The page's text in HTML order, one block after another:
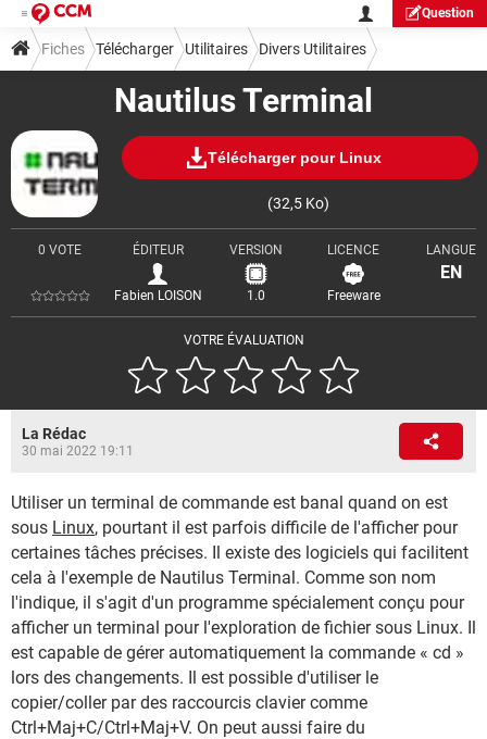
Question
Nautilus Terminal
Télécharger pour Linux
(32,5 Ko)
VOTRE ÉVALUATION
0 VOTE ÉDITEUR
Fabien LOISON
VERSION
1.0
LICENCE
Freeware
LANGUE
EN
Fiches Télécharger Utilitaires Divers Utilitaires
La Rédac
30 mai 2022 19:11
Utiliser un terminal de commande est banal quand on est
sous Linux, pourtant il est parfois difficile de l'afficher pour
certaines tâches précises. Il existe des logiciels qui facilitent
cela à l'exemple de Nautilus Terminal. Comme son nom
l'indique, il s'agit d'un programme spécialement conçu pour
afficher un terminal pour l'exploration de fichier sous Linux. Il
est capable de gérer automatiquement la commande « cd »
lors des changements. Il est possible d'utiliser le
copier/coller par des raccourcis clavier comme
Ctrl+Maj+C/Ctrl+Maj+V. On peut aussi faire du